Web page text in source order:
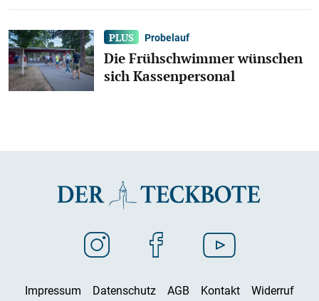
Probelauf
Die Frühschwimmer wünschen
sich Kassenpersonal
Impressum Datenschutz AGB Kontakt Widerruf